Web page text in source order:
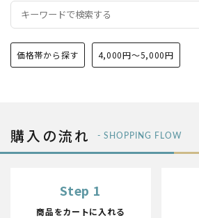
価格帯から探す 4,000円〜5,000円
購入の流れ - SHOPPING FLOW
Step 1
商品をカートに入れる